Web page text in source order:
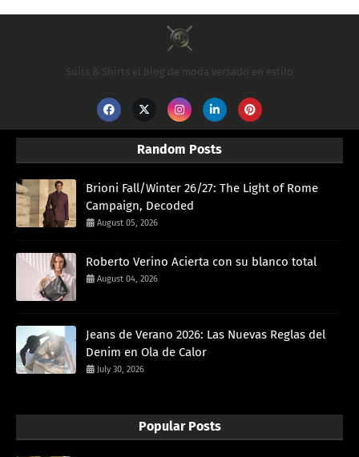
Suits & Shirts el blog de moda versado en estilo
Random Posts
Brioni Fall/Winter 26/27: The Light of Rome
Campaign, Decoded
August 05, 2026
Roberto Verino Acierta con su blanco total
August 04, 2026
Jeans de Verano 2026: Las Nuevas Reglas del
Denim en Ola de Calor
July 30, 2026
Popular Posts